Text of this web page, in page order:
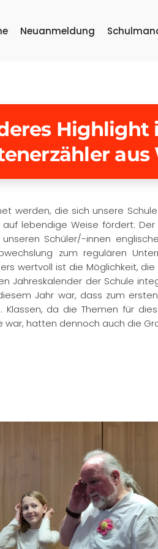
Neuanmeldung
Highlight
aus
werden, die sich unsere
lebendige Weise fördert:
Schüler/-innen
zum regulären
wertvoll ist die Möglichkeit,
Jahreskalender der Schule
Jahr war, dass zum
Klassen, da die Themen für
hatten dennoch auch die